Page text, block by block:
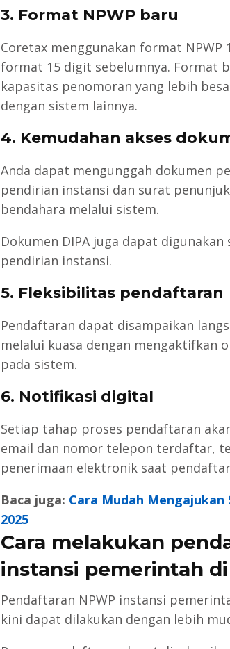
3. Format NPWP baru
Coretax menggunakan format
format 15 digit sebelumnya. Format
kapasitas penomoran yang lebih
dengan sistem lainnya.
4. Kemudahan akses
Anda dapat mengunggah dokumen
pendirian instansi dan surat
bendahara melalui sistem.
Dokumen DIPA juga dapat
pendirian instansi.
5. Fleksibilitas pendaftaran
Pendaftaran dapat disampaikan
melalui kuasa dengan mengaktifkan
pada sistem.
6. Notifikasi digital
Setiap tahap proses pendaftaran
email dan nomor telepon terdaftar,
penerimaan elektronik saat
Baca juga: Cara Mudah
2025
Cara melakukan
instansi pemerintah
Pendaftaran NPWP instansi
kini dapat dilakukan dengan lebih